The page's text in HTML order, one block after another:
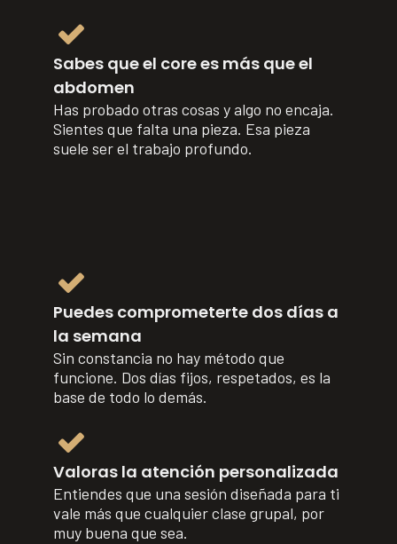
Sabes que el core es más que el
abdomen
Has probado otras cosas y algo no encaja.
Sientes que falta una pieza. Esa pieza
suele ser el trabajo profundo.
Puedes comprometerte dos días a
la semana
Sin constancia no hay método que
funcione. Dos días fijos, respetados, es la
base de todo lo demás.
Valoras la atención personalizada
Entiendes que una sesión diseñada para ti
vale más que cualquier clase grupal, por
muy buena que sea.